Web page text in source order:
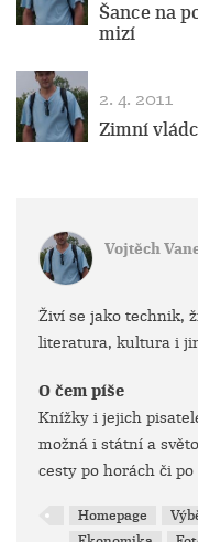
Šance na
mizí
2. 4. 2011
Zimní
Vojtěch
Živí se jako technik,
literatura, kultura i
O čem píše
Knížky i jejich
možná i státní a
cesty po horách či po
Homepage